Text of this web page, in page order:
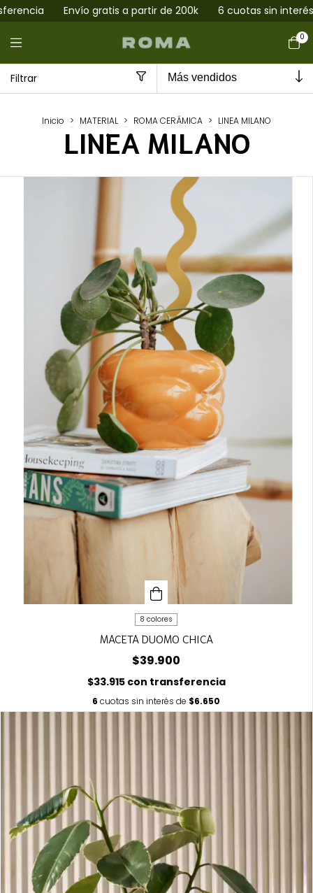
200k 6 cuotas sin interés 15% off con transferencia
0
Filtrar
Inicio > MATERIAL > ROMA CERÁMICA > LINEA MILANO
LINEA MILANO
8 colores
MACETA DUOMO CHICA
$39.900
$33.915 con transferencia
6 cuotas sin interés de $6.650